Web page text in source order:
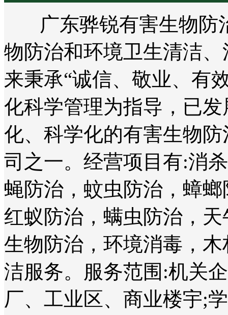
广东骅锐有害生物防
物防治和环境卫生清洁
来秉承“诚信、敬业、有
化科学管理为指导，已
化、科学化的有害生物
司之一。经营项目有:消
蝇防治，蚊虫防治，蟑
红蚁防治，螨虫防治，
生物防治，环境消毒，
洁服务。服务范围:机关
厂、工业区、商业楼宇;